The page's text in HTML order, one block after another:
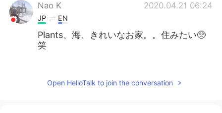
Nao K 2020.04.21 06:24
JP EN
Plants、海、きれいなお家。。住みたい🥺
笑
Open HelloTalk to join the conversation